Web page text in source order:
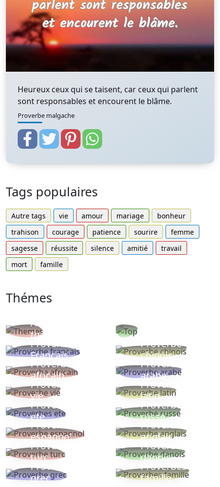
Heureux ceux qui se taisent, car ceux qui parlent
sont responsables et encourent le blâme.
Proverbe malgache
Tags populaires
Autre tags vie amour mariage
bonheur
trahison
courage patience sourire
femme
sagesse
réussite silence amitié
travail
mort
famille
Thémes
Autres
thèmes
Proverbe
Français
Proverbe
chinois
Proverbe
africain
Proverbe
arabe
Proverbe
vie
Proverbe
latin
Proverbes
ete
Proverbe
russe
Proverbe
espagnol
Proverbe
anglais
Proverbe
turc
Proverbe
danois
Proverbe
grec
Proverbes
famille